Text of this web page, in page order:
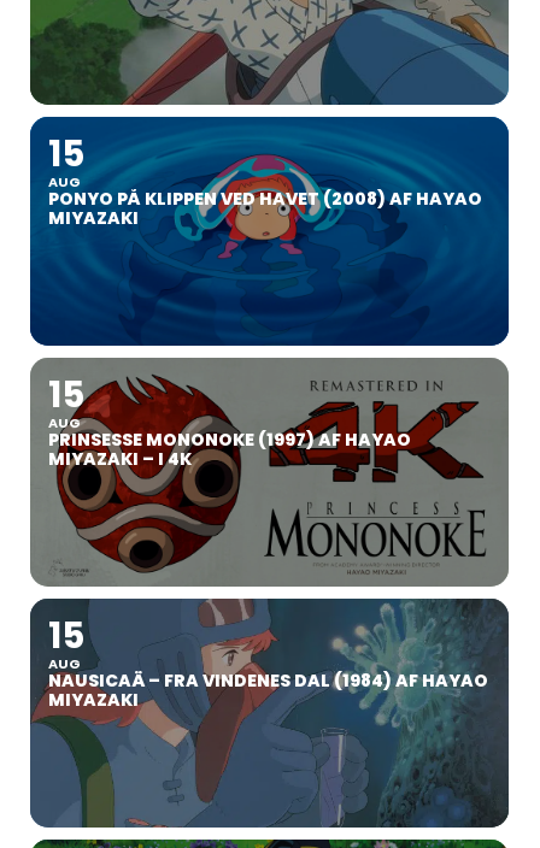
15
AUG
PONYO PÅ KLIPPEN VED HAVET (2008) AF HAYAO
MIYAZAKI
15
AUG
PRINSESSE MONONOKE (1997) AF HAYAO
MIYAZAKI – I 4K
15
AUG
NAUSICAÄ – FRA VINDENES DAL (1984) AF HAYAO
MIYAZAKI